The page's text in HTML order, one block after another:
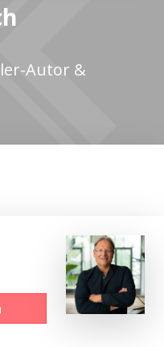
Autor &